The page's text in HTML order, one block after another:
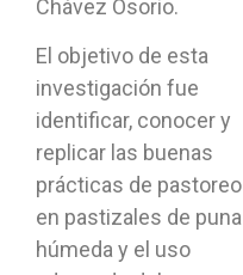
Chávez Osorio.
El objetivo de esta
investigación fue
identificar, conocer y
replicar las buenas
prácticas de pastoreo
en pastizales de puna
húmeda y el uso